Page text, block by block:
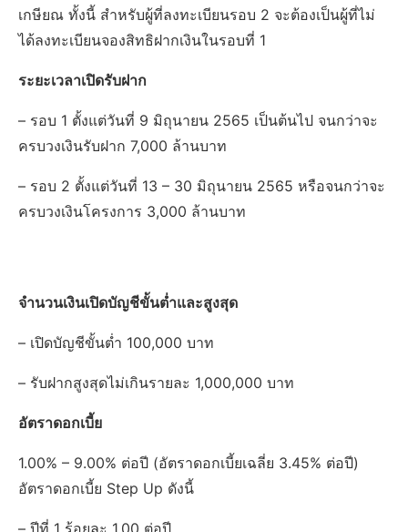
เกษียณ ทั้งนี้ สำหรับผู้ที่ลงทะเบียนรอบ 2 จะต้องเป็นผู้ที่ไม่
ได้ลงทะเบียนจองสิทธิฝากเงินในรอบที่ 1
ระยะเวลาเปิดรับฝาก
– รอบ 1 ตั้งแต่วันที่ 9 มิถุนายน 2565 เป็นต้นไป จนกว่าจะ
ครบวงเงินรับฝาก 7,000 ล้านบาท
– รอบ 2 ตั้งแต่วันที่ 13 – 30 มิถุนายน 2565 หรือจนกว่าจะ
ครบวงเงินโครงการ 3,000 ล้านบาท
จำนวนเงินเปิดบัญชีขั้นต่ำและสูงสุด
– เปิดบัญชีขั้นต่ำ 100,000 บาท
– รับฝากสูงสุดไม่เกินรายละ 1,000,000 บาท
อัตราดอกเบี้ย
1.00% – 9.00% ต่อปี (อัตราดอกเบี้ยเฉลี่ย 3.45% ต่อปี)
อัตราดอกเบี้ย Step Up ดังนี้